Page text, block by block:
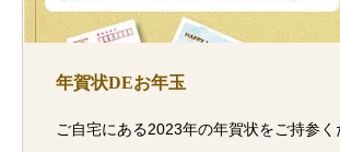
年賀状DEお年玉
ご自宅にある2023年の年賀状をご持参く